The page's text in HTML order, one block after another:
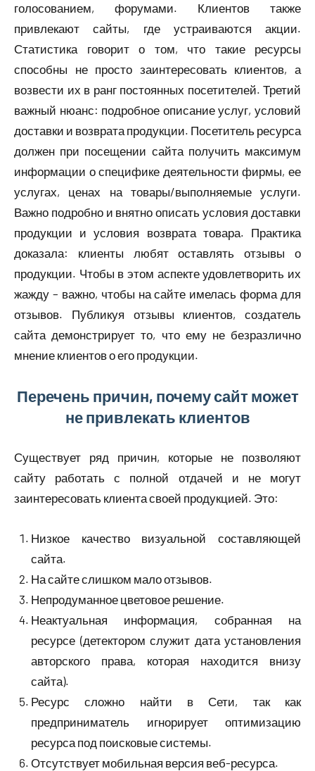
голосованием, форумами. Клиентов также
привлекают сайты, где устраиваются акции.
Статистика говорит о том, что такие ресурсы
способны не просто заинтересовать клиентов, а
возвести их в ранг постоянных посетителей. Третий
важный нюанс: подробное описание услуг, условий
доставки и возврата продукции. Посетитель ресурса
должен при посещении сайта получить максимум
информации о специфике деятельности фирмы, ее
услугах, ценах на товары/выполняемые услуги.
Важно подробно и внятно описать условия доставки
продукции и условия возврата товара. Практика
доказала: клиенты любят оставлять отзывы о
продукции. Чтобы в этом аспекте удовлетворить их
жажду – важно, чтобы на сайте имелась форма для
отзывов. Публикуя отзывы клиентов, создатель
сайта демонстрирует то, что ему не безразлично
мнение клиентов о его продукции.
Перечень причин, почему сайт может
не привлекать клиентов
Существует ряд причин, которые не позволяют
сайту работать с полной отдачей и не могут
заинтересовать клиента своей продукцией. Это:
Низкое качество визуальной составляющей
сайта.
На сайте слишком мало отзывов.
Непродуманное цветовое решение.
Неактуальная информация, собранная на
ресурсе (детектором служит дата установления
авторского права, которая находится внизу
сайта).
Ресурс сложно найти в Сети, так как
предприниматель игнорирует оптимизацию
ресурса под поисковые системы.
Отсутствует мобильная версия веб-ресурса.